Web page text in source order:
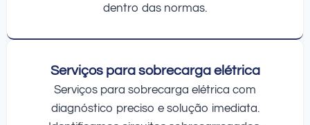
dentro das normas.
Serviços para sobrecarga elétrica
Serviços para sobrecarga elétrica com
diagnóstico preciso e solução imediata.